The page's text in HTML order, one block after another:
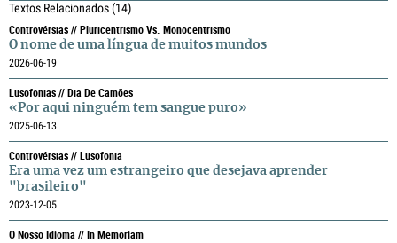
Textos Relacionados(14)
Controvérsias // Pluricentrismo Vs. Monocentrismo
O nome de uma língua de muitos mundos
2026-06-19
Lusofonias // Dia De Camões
«Por aqui ninguém tem sangue puro»
2025-06-13
Controvérsias // Lusofonia
Era uma vez um estrangeiro que desejava aprender
"brasileiro"
2023-12-05
O Nosso Idioma // In Memoriam